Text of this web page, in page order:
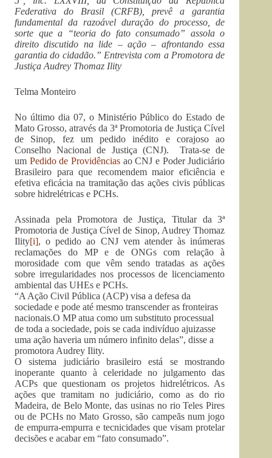
Federativa do Brasil (CRFB), prevê a garantia
fundamental da razoável duração do processo, de
sorte que a “teoria do fato consumado” assola o
direito discutido na lide – ação – afrontando essa
garantia do cidadão.” Entrevista com a Promotora de
Justiça Audrey Thomaz Ility
Telma Monteiro
No último dia 07, o Ministério Público do Estado de
Mato Grosso, através da 3ª Promotoria de Justiça Cível
de Sinop, fez um pedido inédito e corajoso ao
Conselho Nacional de Justiça (CNJ). Trata-se de
um Pedido de Providênciasao CNJ e Poder Judiciário
Brasileiro para que recomendem maior eficiência e
efetiva eficácia na tramitação das ações civis públicas
sobre hidrelétricas e PCHs.
Assinada pela Promotora de Justiça, Titular da 3ª
Promotoria de Justiça Cível de Sinop, Audrey Thomaz
Ility[i], o pedido ao CNJ vem atender às inúmeras
reclamações do MP e de ONGs com relação à
morosidade com que vêm sendo tratadas as ações
sobre irregularidades nos processos de licenciamento
ambiental das UHEs e PCHs.
“A Ação Civil Pública (ACP) visa a defesa da
sociedade e pode até mesmo transcender as fronteiras
nacionais.O MP atua como um substituto processual
de toda a sociedade, pois se cada indivíduo ajuizasse
uma ação haveria um número infinito delas”, disse a
promotora Audrey Ility.
O sistema judiciário brasileiro está se mostrando
inoperante quanto à celeridade no julgamento das
ACPs que questionam os projetos hidrelétricos. As
ações que tramitam no judiciário, como as do rio
Madeira, de Belo Monte, das usinas no rio Teles Pires
ou de PCHs no Mato Grosso, são campeãs num jogo
de empurra-empurra e tecnicidades que visam protelar
decisões e acabar em “fato consumado”.